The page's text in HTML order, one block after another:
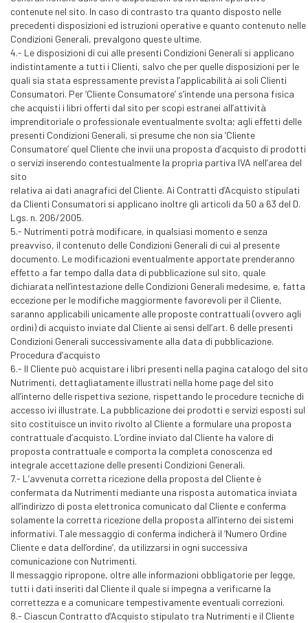
contenute nel sito. In caso di contrasto tra quanto disposto nelle
precedenti disposizioni ed istruzioni operative e quanto contenuto nelle
Condizioni Generali, prevalgono queste ultime.
4.- Le disposizioni di cui alle presenti Condizioni Generali si applicano
indistintamente a tutti i Clienti, salvo che per quelle disposizioni per le
quali sia stata espressamente prevista l’applicabilità ai soli Clienti
Consumatori. Per ‘Cliente Consumatore’ s’intende una persona fisica
che acquisti i libri offerti dal sito per scopi estranei all’attività
imprenditoriale o professionale eventualmente svolta; agli effetti delle
presenti Condizioni Generali, si presume che non sia ‘Cliente
Consumatore’ quel Cliente che invii una proposta d’acquisto di prodotti
o servizi inserendo contestualmente la propria partiva IVA nell’area del
sito
relativa ai dati anagrafici del Cliente. Ai Contratti d’Acquisto stipulati
da Clienti Consumatori si applicano inoltre gli articoli da 50 a 63 del D.
Lgs. n. 206/2005.
5.- Nutrimenti potrà modificare, in qualsiasi momento e senza
preavviso, il contenuto delle Condizioni Generali di cui al presente
documento. Le modificazioni eventualmente apportate prenderanno
effetto a far tempo dalla data di pubblicazione sul sito, quale
dichiarata nell’intestazione delle Condizioni Generali medesime, e, fatta
eccezione per le modifiche maggiormente favorevoli per il Cliente,
saranno applicabili unicamente alle proposte contrattuali (ovvero agli
ordini) di acquisto inviate dal Cliente ai sensi dell’art. 6 delle presenti
Condizioni Generali successivamente alla data di pubblicazione.
Procedura d’acquisto
6.- Il Cliente può acquistare i libri presenti nella pagina catalogo del sito
Nutrimenti, dettagliatamente illustrati nella home page del sito
all’interno delle rispettiva sezione, rispettando le procedure tecniche di
accesso ivi illustrate. La pubblicazione dei prodotti e servizi esposti sul
sito costituisce un invito rivolto al Cliente a formulare una proposta
contrattuale d’acquisto. L’ordine inviato dal Cliente ha valore di
proposta contrattuale e comporta la completa conoscenza ed
integrale accettazione delle presenti Condizioni Generali.
7.- L’avvenuta corretta ricezione della proposta del Cliente è
confermata da Nutrimenti mediante una risposta automatica inviata
all’indirizzo di posta elettronica comunicato dal Cliente e conferma
solamente la corretta ricezione della proposta all’interno dei sistemi
informativi. Tale messaggio di conferma indicherà il ‘Numero Ordine
Cliente e data dell’ordine’, da utilizzarsi in ogni successiva
comunicazione con Nutrimenti.
Il messaggio ripropone, oltre alle informazioni obbligatorie per legge,
tutti i dati inseriti dal Cliente il quale si impegna a verificarne la
correttezza e a comunicare tempestivamente eventuali correzioni.
8.- Ciascun Contratto d’Acquisto stipulato tra Nutrimenti e il Cliente